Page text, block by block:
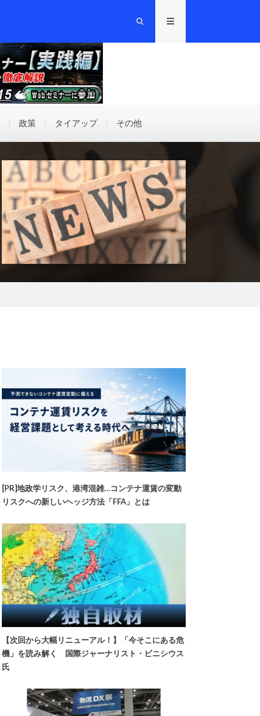
政策 タイアップ その他
[PR]地政学リスク、港湾混雑…コンテナ運賃の変動
リスクへの新しいヘッジ方法「FFA」とは
【次回から大幅リニューアル！】「今そこにある危
機」を読み解く 国際ジャーナリスト・ビニシウス
氏